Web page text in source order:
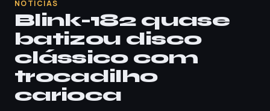
NOTÍCIAS
Blink-182 quase
batizou disco
clássico com
trocadilho
carioca